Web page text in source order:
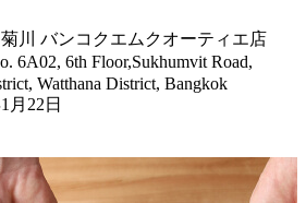
川 バンコクエムクオーティエ店
6A02, 6th Floor,Sukhumvit Road,
Watthana District, Bangkok
月22日